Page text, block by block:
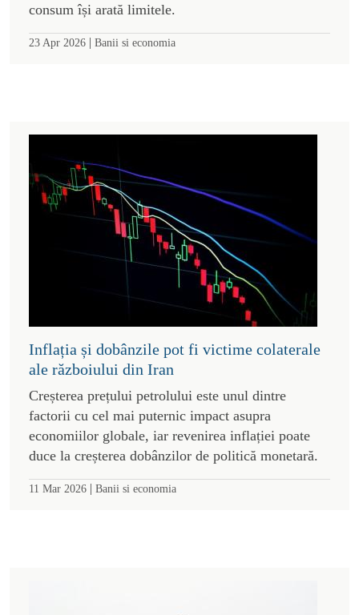
consum își arată limitele.
23 Apr 2026 | Banii si economia
Inflația și dobânzile pot fi victime colaterale
ale războiului din Iran
Creșterea prețului petrolului este unul dintre
factorii cu cel mai puternic impact asupra
economiilor globale, iar revenirea inflației poate
duce la creșterea dobânzilor de politică monetară.
11 Mar 2026 | Banii si economia